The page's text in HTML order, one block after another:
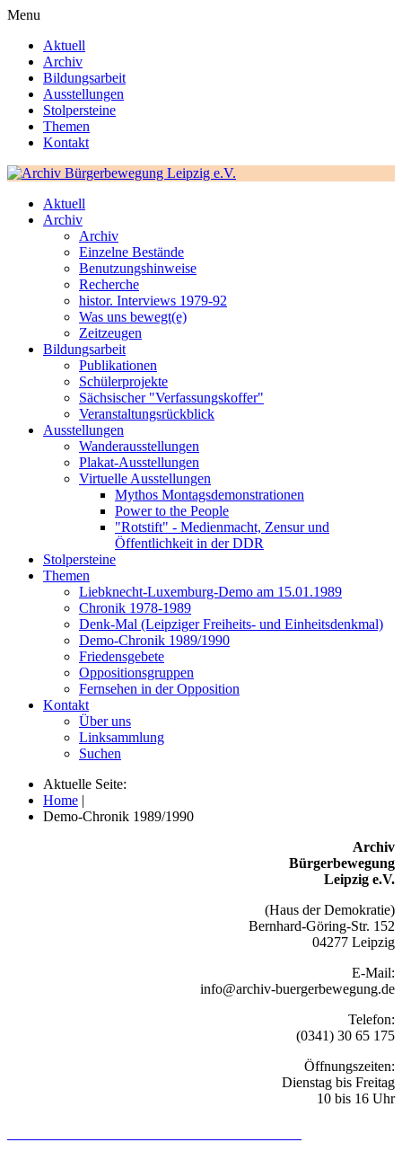
Menu
Aktuell
Archiv
Bildungsarbeit
Ausstellungen
Stolpersteine
Themen
Kontakt
Aktuell
Archiv
Archiv
Einzelne Bestände
Benutzungshinweise
Recherche
histor. Interviews 1979-92
Was uns bewegt(e)
Zeitzeugen
Bildungsarbeit
Publikationen
Schülerprojekte
Sächsischer "Verfassungskoffer"
Veranstaltungsrückblick
Ausstellungen
Wanderausstellungen
Plakat-Ausstellungen
Virtuelle Ausstellungen
Mythos Montagsdemonstrationen
Power to the People
"Rotstift" - Medienmacht, Zensur und
Öffentlichkeit in der DDR
Stolpersteine
Themen
Liebknecht-Luxemburg-Demo am 15.01.1989
Chronik 1978-1989
Denk-Mal (Leipziger Freiheits- und Einheitsdenkmal)
Demo-Chronik 1989/1990
Friedensgebete
Oppositionsgruppen
Fernsehen in der Opposition
Kontakt
Über uns
Linksammlung
Suchen
Aktuelle Seite:
Home |
Demo-Chronik 1989/1990
Archiv
Bürgerbewegung
Leipzig e.V.
(Haus der Demokratie)
Bernhard-Göring-Str. 152
04277 Leipzig
E-Mail:
info@archiv-buergerbewegung.de
Telefon:
(0341) 30 65 175
Öffnungszeiten:
Dienstag bis Freitag
10 bis 16 Uhr